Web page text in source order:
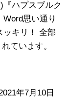
ハプスブルク
思い通り
ッキリ！ 全部
ています。
年7月10日